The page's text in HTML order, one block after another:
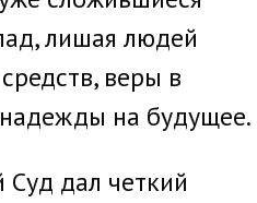
лишая людей
веры в
на будущее.
дал четкий